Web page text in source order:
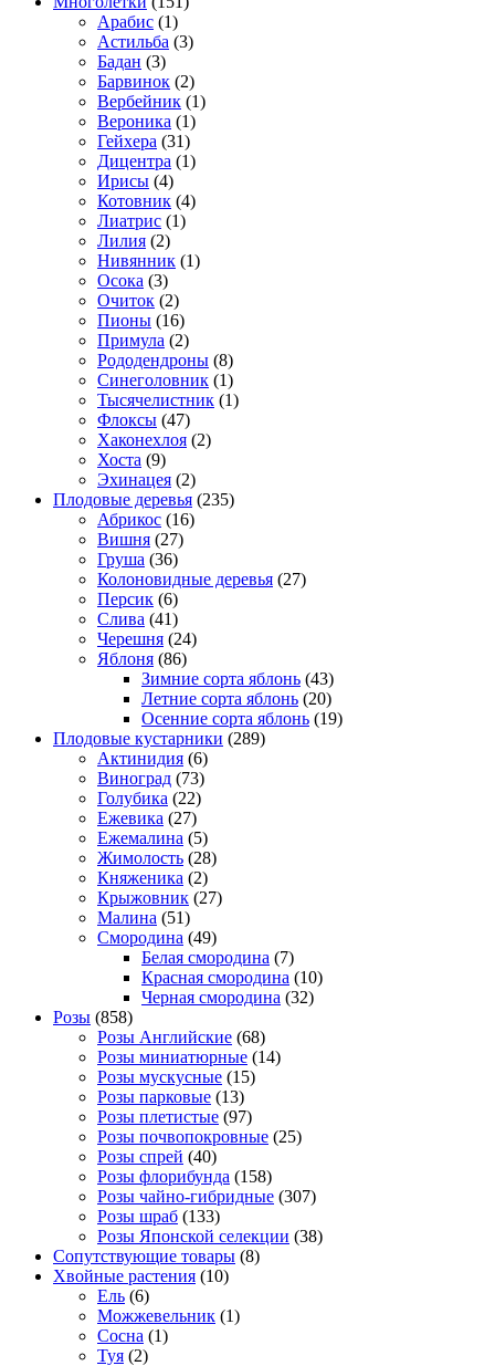
Арабис (1)
Астильба (3)
Бадан (3)
Барвинок (2)
Вербейник (1)
Вероника (1)
Гейхера (31)
Дицентра (1)
Ирисы (4)
Котовник (4)
Лиатрис (1)
Лилия (2)
Нивянник (1)
Осока (3)
Очиток (2)
Пионы (16)
Примула (2)
Рододендроны (8)
Синеголовник (1)
Тысячелистник (1)
Флоксы (47)
Хаконехлоя (2)
Хоста (9)
Эхинацея (2)
Плодовые деревья (235)
Абрикос (16)
Вишня (27)
Груша (36)
Колоновидные деревья (27)
Персик (6)
Слива (41)
Черешня (24)
Яблоня (86)
Зимние сорта яблонь (43)
Летние сорта яблонь (20)
Осенние сорта яблонь (19)
Плодовые кустарники (289)
Актинидия (6)
Виноград (73)
Голубика (22)
Ежевика (27)
Ежемалина (5)
Жимолость (28)
Княженика (2)
Крыжовник (27)
Малина (51)
Смородина (49)
Белая смородина (7)
Красная смородина (10)
Черная смородина (32)
Розы (858)
Розы Английские (68)
Розы миниатюрные (14)
Розы мускусные (15)
Розы парковые (13)
Розы плетистые (97)
Розы почвопокровные (25)
Розы спрей (40)
Розы флорибунда (158)
Розы чайно-гибридные (307)
Розы шраб (133)
Розы Японской селекции (38)
Сопутствующие товары (8)
Хвойные растения (10)
Ель (6)
Можжевельник (1)
Сосна (1)
Туя (2)